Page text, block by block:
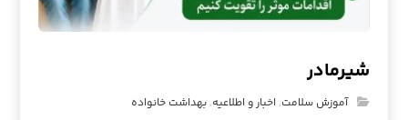
شیرمادر
آموزش سلامت, اخبار و اطلاعیه,بهداشت خانواده